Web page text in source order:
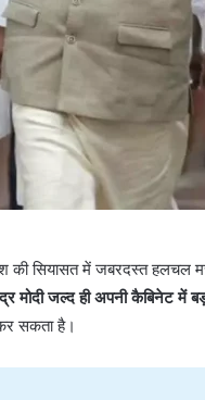
सियासत में जबरदस्त हलचल
मोदी जल्द ही अपनी कैबिनेट में
सकता है।